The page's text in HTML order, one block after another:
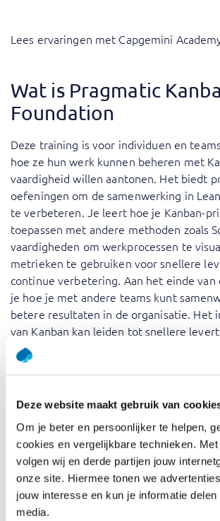
Deze website maakt gebruik van
Om je beter en persoonlijker te helpen,
cookies en vergelijkbare technieken.
volgen wij en derde partijen jouw
onze site. Hiermee tonen we
jouw interesse en kun je informatie
media.
Lees ervaringen met Capgemini
Wat is Pragmatic
Foundation
Deze training is voor individuen en
hoe ze hun werk kunnen beheren met
vaardigheid willen aantonen. Het biedt
oefeningen om de samenwerking in
te verbeteren. Je leert hoe je Kanban-
toepassen met andere methoden zoals
vaardigheden om werkprocessen te
metrieken te gebruiken voor snellere
continue verbetering. Aan het einde
je hoe je met andere teams kunt
betere resultaten in de organisatie. Het
van Kanban kan leiden tot snellere
wachttijd, verbeterde productkwaliteit en
teamautonomie, wat resulteert in betere
real-life voorbeelden en hands-on
Onze trainers voegen hun praktische
theoretische concepten en bieden
practices uit de echte wereld. Deze
vaardigheden om Kanban-principes toe
andere methoden zoals Scrum. Je leert
visualiseren, bruikbare metrieken te